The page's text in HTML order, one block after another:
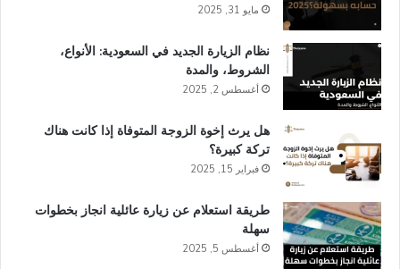
مايو 31, 2025
نظام الزيارة الجديد في السعودية: الأنواع،
الشروط، والمدة
أغسطس 2, 2025
هل يرث إخوة الزوجة المتوفاة إذا كانت هناك
تركة كبيرة؟
فبراير 15, 2025
طريقة استعلام عن زيارة عائلية انجاز​ بخطوات
سهلة
أغسطس 5, 2025